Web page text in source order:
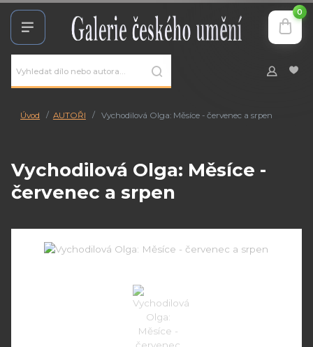
0
Úvod AUTOŘI Vychodilová Olga: Měsíce - červenec a srpen
Vychodilová Olga: Měsíce -
červenec a srpen